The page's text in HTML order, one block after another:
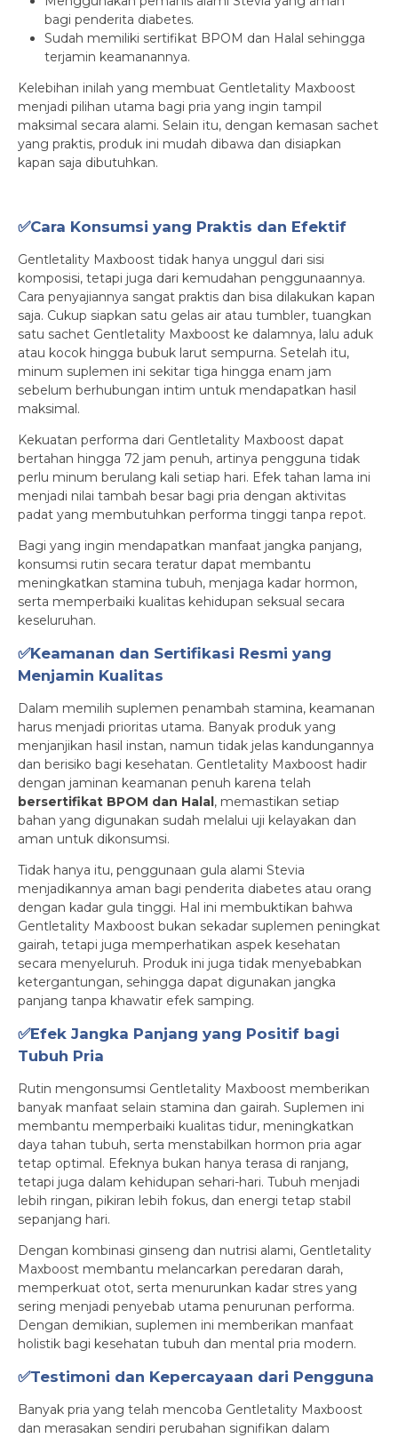
bagi penderita diabetes.
Sudah memiliki sertifikat BPOM dan Halal sehingga
terjamin keamanannya.
Kelebihan inilah yang membuat Gentletality Maxboost
menjadi pilihan utama bagi pria yang ingin tampil
maksimal secara alami. Selain itu, dengan kemasan sachet
yang praktis, produk ini mudah dibawa dan disiapkan
kapan saja dibutuhkan.
✅Cara Konsumsi yang Praktis dan Efektif
Gentletality Maxboost tidak hanya unggul dari sisi
komposisi, tetapi juga dari kemudahan penggunaannya.
Cara penyajiannya sangat praktis dan bisa dilakukan kapan
saja. Cukup siapkan satu gelas air atau tumbler, tuangkan
satu sachet Gentletality Maxboost ke dalamnya, lalu aduk
atau kocok hingga bubuk larut sempurna. Setelah itu,
minum suplemen ini sekitar tiga hingga enam jam
sebelum berhubungan intim untuk mendapatkan hasil
maksimal.
Kekuatan performa dari Gentletality Maxboost dapat
bertahan hingga 72 jam penuh, artinya pengguna tidak
perlu minum berulang kali setiap hari. Efek tahan lama ini
menjadi nilai tambah besar bagi pria dengan aktivitas
padat yang membutuhkan performa tinggi tanpa repot.
Bagi yang ingin mendapatkan manfaat jangka panjang,
konsumsi rutin secara teratur dapat membantu
meningkatkan stamina tubuh, menjaga kadar hormon,
serta memperbaiki kualitas kehidupan seksual secara
keseluruhan.
✅Keamanan dan Sertifikasi Resmi yang
Menjamin Kualitas
Dalam memilih suplemen penambah stamina, keamanan
harus menjadi prioritas utama. Banyak produk yang
menjanjikan hasil instan, namun tidak jelas kandungannya
dan berisiko bagi kesehatan. Gentletality Maxboost hadir
dengan jaminan keamanan penuh karena telah
bersertifikat BPOM dan Halal, memastikan setiap
bahan yang digunakan sudah melalui uji kelayakan dan
aman untuk dikonsumsi.
Tidak hanya itu, penggunaan gula alami Stevia
menjadikannya aman bagi penderita diabetes atau orang
dengan kadar gula tinggi. Hal ini membuktikan bahwa
Gentletality Maxboost bukan sekadar suplemen peningkat
gairah, tetapi juga memperhatikan aspek kesehatan
secara menyeluruh. Produk ini juga tidak menyebabkan
ketergantungan, sehingga dapat digunakan jangka
panjang tanpa khawatir efek samping.
✅Efek Jangka Panjang yang Positif bagi
Tubuh Pria
Rutin mengonsumsi Gentletality Maxboost memberikan
banyak manfaat selain stamina dan gairah. Suplemen ini
membantu memperbaiki kualitas tidur, meningkatkan
daya tahan tubuh, serta menstabilkan hormon pria agar
tetap optimal. Efeknya bukan hanya terasa di ranjang,
tetapi juga dalam kehidupan sehari-hari. Tubuh menjadi
lebih ringan, pikiran lebih fokus, dan energi tetap stabil
sepanjang hari.
Dengan kombinasi ginseng dan nutrisi alami, Gentletality
Maxboost membantu melancarkan peredaran darah,
memperkuat otot, serta menurunkan kadar stres yang
sering menjadi penyebab utama penurunan performa.
Dengan demikian, suplemen ini memberikan manfaat
holistik bagi kesehatan tubuh dan mental pria modern.
✅Testimoni dan Kepercayaan dari Pengguna
Banyak pria yang telah mencoba Gentletality Maxboost
dan merasakan sendiri perubahan signifikan dalam